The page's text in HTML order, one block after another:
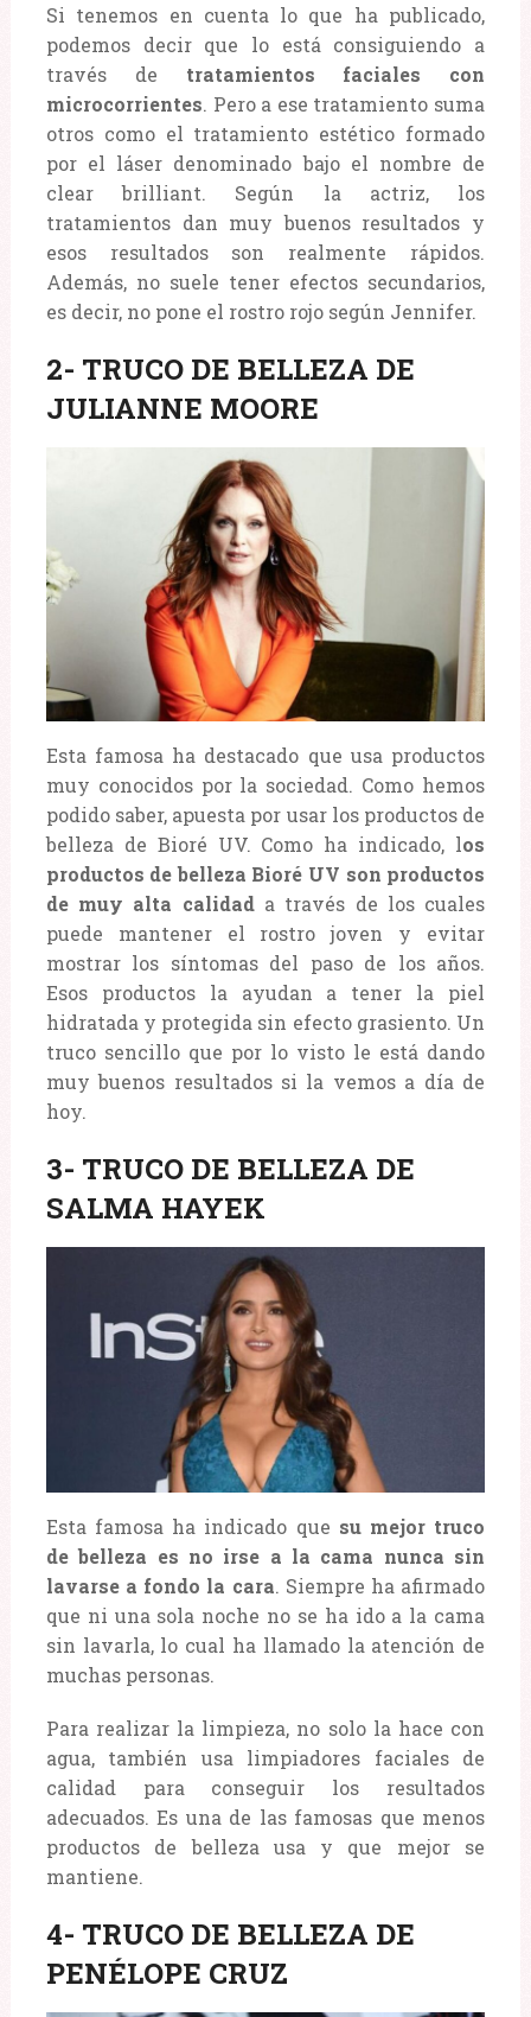
Si tenemos en cuenta lo que ha publicado,
podemos decir que lo está consiguiendo a
través de tratamientos faciales con
microcorrientes. Pero a ese tratamiento suma
otros como el tratamiento estético formado
por el láser denominado bajo el nombre de
clear brilliant. Según la actriz, los
tratamientos dan muy buenos resultados y
esos resultados son realmente rápidos.
Además, no suele tener efectos secundarios,
es decir, no pone el rostro rojo según Jennifer.
2- TRUCO DE BELLEZA DE
JULIANNE MOORE
Esta famosa ha destacado que usa productos
muy conocidos por la sociedad. Como hemos
podido saber, apuesta por usar los productos de
belleza de Bioré UV. Como ha indicado, los
productos de belleza Bioré UV son productos
de muy alta calidada través de los cuales
puede mantener el rostro joven y evitar
mostrar los síntomas del paso de los años.
Esos productos la ayudan a tener la piel
hidratada y protegida sin efecto grasiento. Un
truco sencillo que por lo visto le está dando
muy buenos resultados si la vemos a día de
hoy.
3- TRUCO DE BELLEZA DE
SALMA HAYEK
Esta famosa ha indicado que su mejor truco
de belleza es no irse a la cama nunca sin
lavarse a fondo la cara. Siempre ha afirmado
que ni una sola noche no se ha ido a la cama
sin lavarla, lo cual ha llamado la atención de
muchas personas.
Para realizar la limpieza, no solo la hace con
agua, también usa limpiadores faciales de
calidad para conseguir los resultados
adecuados. Es una de las famosas que menos
productos de belleza usa y que mejor se
mantiene.
4- TRUCO DE BELLEZA DE
PENÉLOPE CRUZ